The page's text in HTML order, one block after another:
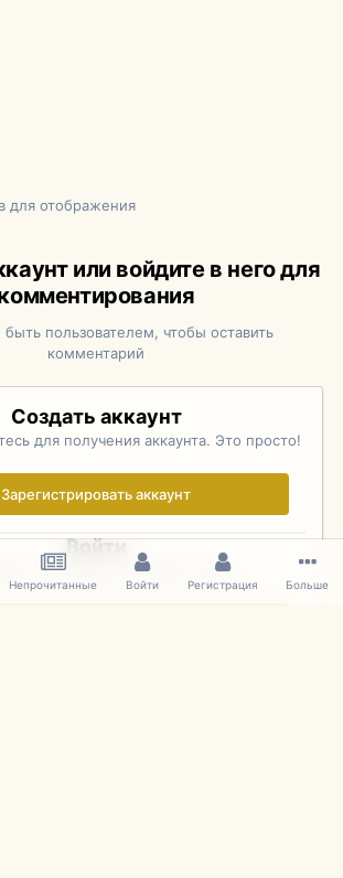
для отображения
или войдите в него для
пользователем, чтобы оставить
комментарий
Создать аккаунт
для получения аккаунта. Это просто!
Зарегистрировать аккаунт
Войти
Войдите здесь.
Непрочитанные Войти Регистрация Больше